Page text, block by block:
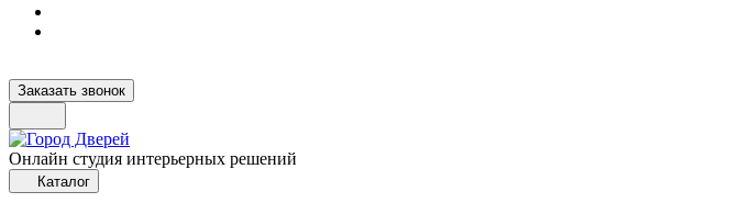
Заказать звонок
Онлайн студия интерьерных решений
Каталог